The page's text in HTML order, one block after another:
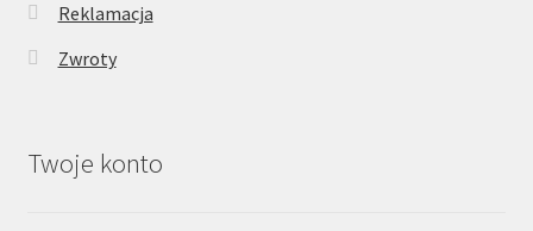
Reklamacja
Zwroty
Twoje konto